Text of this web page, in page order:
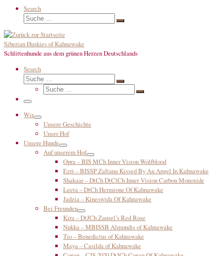
Search
Suche
Suche
Siberian Huskies of Kahnawake
Schlittenhunde aus dem grünen Herzen Deutschlands
Search
Suche
Suche
Suche
Suche
Menü
Wir
Unsere Geschichte
Unser Hof
Unsere Hunde
Auf unserem Hof
Opra – BIS MCh Inner Vision Wolfblood
Ezri – BISSP Zaltana Kissed By An Angel In Kahnawake
Shakaar – DtCh DtClCh Inner Vision Carbon Monoxide
Leeta – DtCh Hermione Of Kahnawake
Jadzia – Kineswida Of Kahnawake
Bei Freunden
Kira – DtJCh Zausel’s Red Rose
Nukka – MBISSB Almundis of Kahnawake
Tio – Benedictus of Kahnawake
Maya – Casilda of Kahnawake